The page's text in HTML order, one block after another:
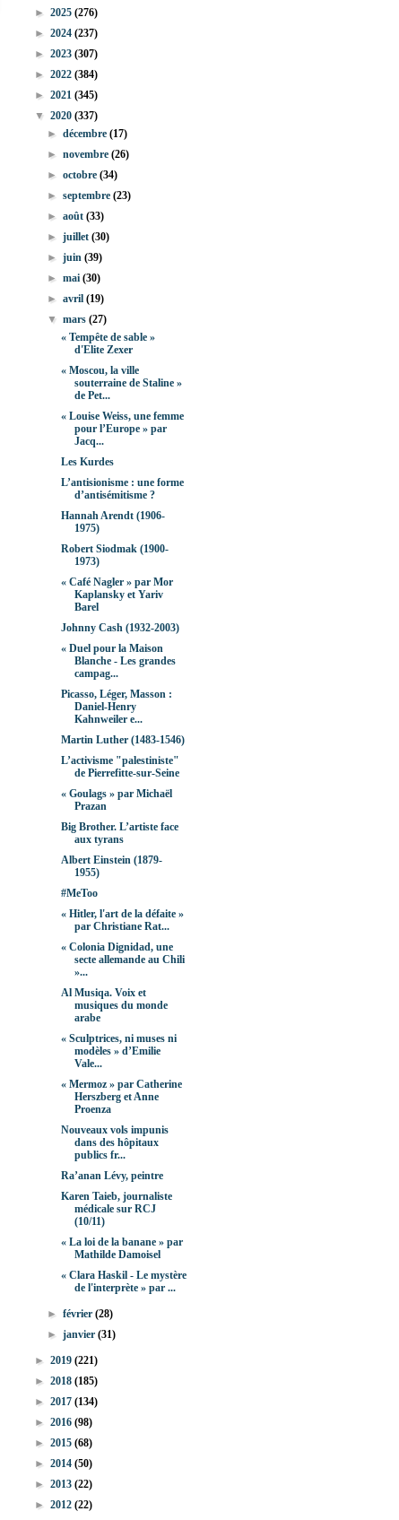
► 2025 (276)
► 2024 (237)
► 2023 (307)
► 2022 (384)
► 2021 (345)
▼ 2020 (337)
►décembre(17)
►novembre(26)
►octobre(34)
►septembre(23)
►août(33)
►juillet(30)
►juin(39)
►mai(30)
►avril(19)
▼mars(27)
« Tempête de sable »
d'Elite Zexer
« Moscou, la ville
souterraine de Staline »
de Pet...
« Louise Weiss, une femme
pour l’Europe » par
Jacq...
Les Kurdes
L’antisionisme : une forme
d’antisémitisme ?
Hannah Arendt (1906-
1975)
Robert Siodmak (1900-
1973)
« Café Nagler » par Mor
Kaplansky et Yariv
Barel
Johnny Cash (1932-2003)
« Duel pour la Maison
Blanche - Les grandes
campag...
Picasso, Léger, Masson :
Daniel-Henry
Kahnweiler e...
Martin Luther (1483-1546)
L’activisme "palestiniste"
de Pierrefitte-sur-Seine
« Goulags » par Michaël
Prazan
Big Brother. L’artiste face
aux tyrans
Albert Einstein (1879-
1955)
#MeToo
« Hitler, l'art de la défaite »
par Christiane Rat...
« Colonia Dignidad, une
secte allemande au Chili
»...
Al Musiqa. Voix et
musiques du monde
arabe
« Sculptrices, ni muses ni
modèles » d’Emilie
Vale...
« Mermoz » par Catherine
Herszberg et Anne
Proenza
Nouveaux vols impunis
dans des hôpitaux
publics fr...
Ra’anan Lévy, peintre
Karen Taieb, journaliste
médicale sur RCJ
(10/11)
« La loi de la banane » par
Mathilde Damoisel
« Clara Haskil - Le mystère
de l'interprète » par ...
►février(28)
►janvier(31)
► 2019 (221)
► 2018 (185)
► 2017 (134)
► 2016 (98)
► 2015 (68)
► 2014 (50)
► 2013 (22)
► 2012 (22)